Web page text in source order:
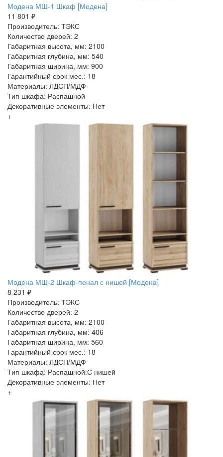
Модена МШ-1 Шкаф [Модена]
11 801 ₽
Производитель: ТЭКС
Количество дверей: 2
Габаритная высота, мм: 2100
Габаритная глубина, мм: 540
Габаритная ширина, мм: 900
Гарантийный срок мес.: 18
Материалы: ЛДСП/МДФ
Тип шкафа: Распашной
Декоративные элементы: Нет
+
Модена МШ-2 Шкаф-пенал с нишей [Модена]
8 231 ₽
Производитель: ТЭКС
Количество дверей: 2
Габаритная высота, мм: 2100
Габаритная глубина, мм: 406
Габаритная ширина, мм: 560
Гарантийный срок мес.: 18
Материалы: ЛДСП/МДФ
Тип шкафа: Распашной:С нишей
Декоративные элементы: Нет
+